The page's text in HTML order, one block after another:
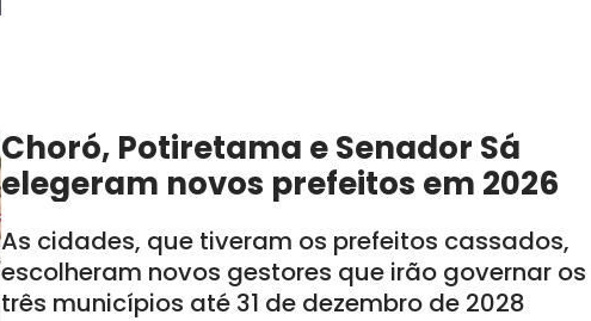
Choró, Potiretama e Senador Sá
elegeram novos prefeitos em 2026
As cidades, que tiveram os prefeitos cassados,
escolheram novos gestores que irão governar os
três municípios até 31 de dezembro de 2028